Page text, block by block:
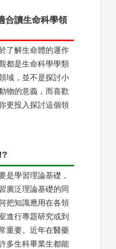
合讀生命科學領
了解生命體的運作
都是生命科學學類
域，並不是探討小
物的意義，而喜歡
更投入探討這個領
是學習理論基礎，
廣泛理論基礎的同
把知識應用在各領
進行專題研究或到
重要。近年在醫藥
多生科畢業生都能